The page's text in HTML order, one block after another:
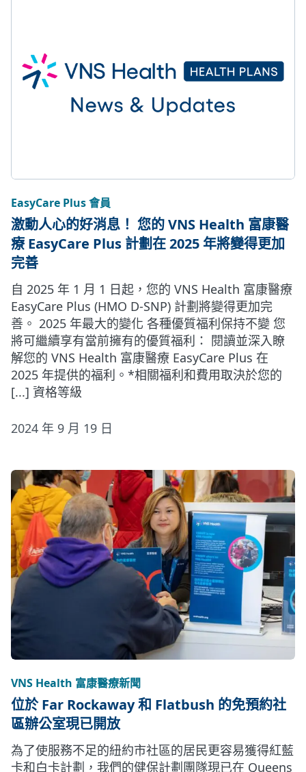
EasyCare Plus 會員
激動人心的好消息！ 您的 VNS Health 富康醫
療 EasyCare Plus 計劃在 2025 年將變得更加
完善
自 2025 年 1 月 1 日起，您的 VNS Health 富康醫療
EasyCare Plus (HMO D-SNP) 計劃將變得更加完
善。 2025 年最大的變化 各種優質福利保持不變 您
將可繼續享有當前擁有的優質福利： 閱讀並深入瞭
解您的 VNS Health 富康醫療 EasyCare Plus 在
2025 年提供的福利。*相關福利和費用取決於您的
[...] 資格等級
2024 年 9 月 19 日
VNS Health 富康醫療新聞
位於 Far Rockaway 和 Flatbush 的免預約社
區辦公室現已開放
為了使服務不足的紐約市社區的居民更容易獲得紅藍
卡和白卡計劃，我們的健保計劃團隊現已在 Queens